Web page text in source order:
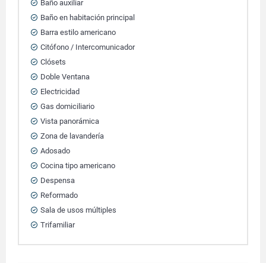
Baño auxiliar
Baño en habitación principal
Barra estilo americano
Citófono / Intercomunicador
Clósets
Doble Ventana
Electricidad
Gas domiciliario
Vista panorámica
Zona de lavandería
Adosado
Cocina tipo americano
Despensa
Reformado
Sala de usos múltiples
Trifamiliar